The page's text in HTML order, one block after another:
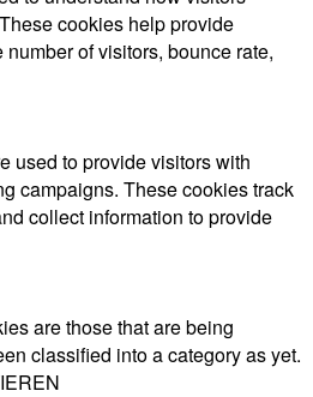
cookies help provide
of visitors, bounce rate,
used to provide visitors with
campaigns. These cookies track
collect information to provide
are those that are being
classified into a category as yet.